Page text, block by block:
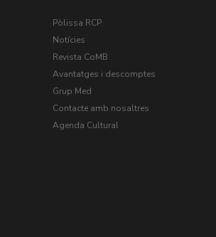
Pòlissa RCP
Notícies
Revista CoMB
Avantatges i descomptes
Grup Med
Contacte amb nosaltres
Agenda Cultural